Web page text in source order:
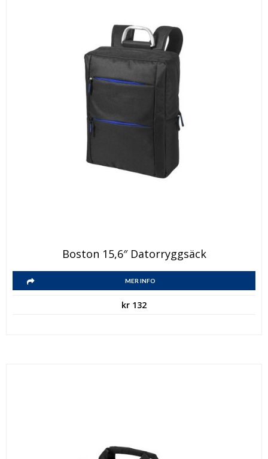
Boston 15,6″ Datorryggsäck
MER INFO
kr 132